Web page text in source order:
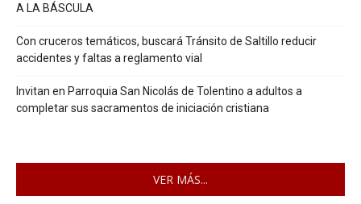
A LA BÁSCULA
Con cruceros temáticos, buscará Tránsito de Saltillo reducir
accidentes y faltas a reglamento vial
Invitan en Parroquia San Nicolás de Tolentino a adultos a
completar sus sacramentos de iniciación cristiana
VER MÁS...